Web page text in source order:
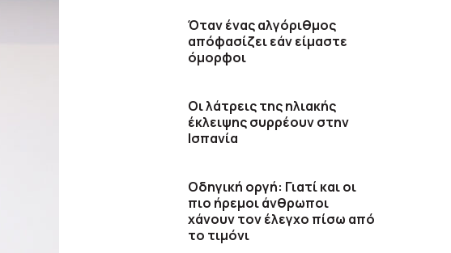
Όταν ένας αλγόριθμος
απόφασίζει εάν είμαστε
όμορφοι
Οι λάτρεις της ηλιακής
έκλειψης συρρέουν στην
Ισπανία
Οδηγική οργή: Γιατί και οι
πιο ήρεμοι άνθρωποι
χάνουν τον έλεγχο πίσω από
το τιμόνι